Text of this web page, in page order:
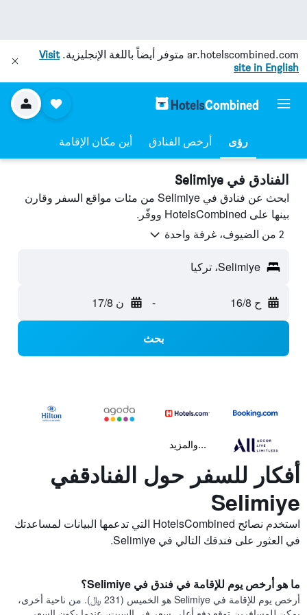
ar.hotelscombined.com متوفر أيضاً باللغة الإنجليزية.Visit
site in English
رؤى أرخص الفنادق أين مكان الإقامة
الفنادق في Selimiye
ابحث عن فنادق في Selimiye من مئات مواقع السفر وقارن
بينها على HotelsCombined ووفّر.
2 من الضيوف، غرفة واحدة
Selimiye، تركيا
ح 16/8 - ن 17/8
بحث
...والمزيد
أفكار للسفر حول الفنادقفي
Selimiye
استخدم نصائح HotelsCombined التي تدعمها البيانات لمساعدتك
في العثور على فندقك التالي في Selimiye.
ما هو أرخص يوم للإقامة في فندق في Selimiye؟
أرخص يوم للإقامة في Selimiye هو الخميس (231 ﷼). من ناحية أخرى،